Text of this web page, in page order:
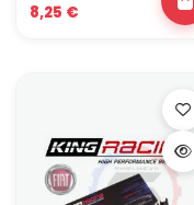
8,25 €